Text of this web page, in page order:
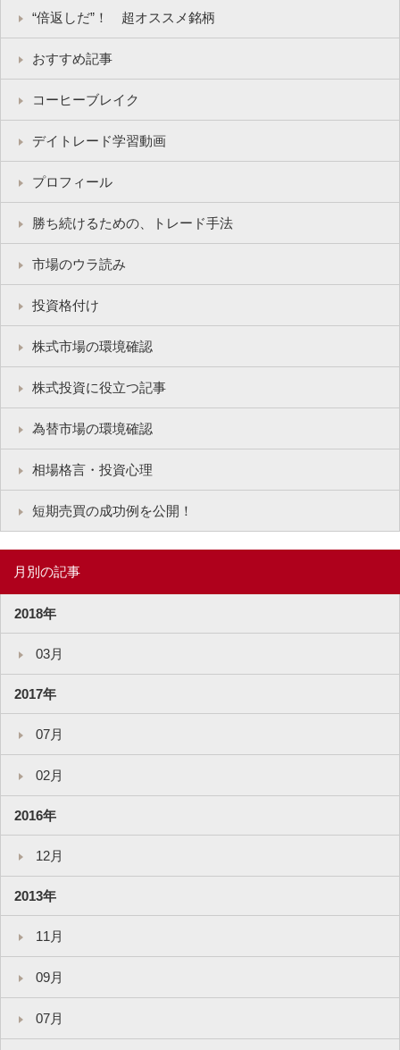
“倍返しだ”！ 超オススメ銘柄
おすすめ記事
コーヒーブレイク
デイトレード学習動画
プロフィール
勝ち続けるための、トレード手法
市場のウラ読み
投資格付け
株式市場の環境確認
株式投資に役立つ記事
為替市場の環境確認
相場格言・投資心理
短期売買の成功例を公開！
月別の記事
2018年
03月
2017年
07月
02月
2016年
12月
2013年
11月
09月
07月